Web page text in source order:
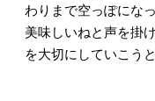
わりまで空っぽにな
美味しいねと声を掛
を大切にしていこう